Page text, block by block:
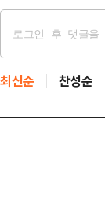
최신순 찬성순